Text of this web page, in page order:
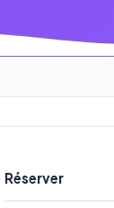
Réserver